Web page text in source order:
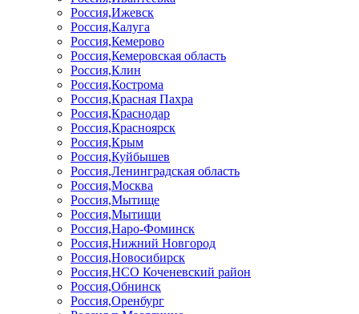
Россия,Ижевск
Россия,Калуга
Россия,Кемерово
Россия,Кемеровская область
Россия,Клин
Россия,Кострома
Россия,Красная Пахра
Россия,Краснодар
Россия,Красноярск
Россия,Крым
Россия,Куйбышев
Россия,Ленинградская область
Россия,Москва
Россия,Мытище
Россия,Мытищи
Россия,Наро-Фоминск
Россия,Нижний Новгород
Россия,Новосибирск
Россия,НСО Коченевский район
Россия,Обнинск
Россия,Оренбург